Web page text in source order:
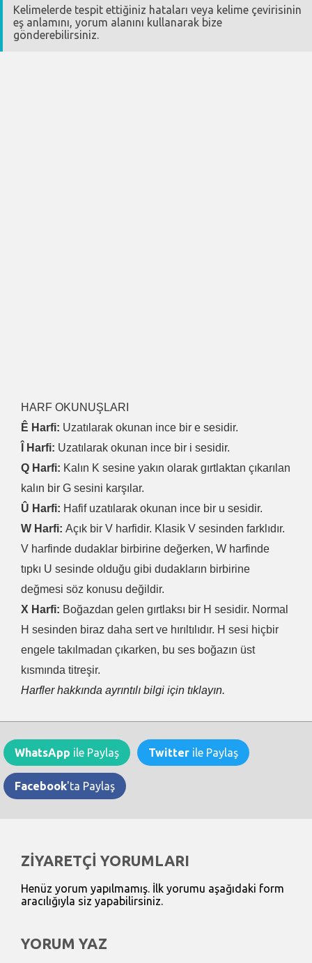
Kelimelerde tespit ettiğiniz hataları veya kelime çevirisinin
eş anlamını, yorum alanını kullanarak bize
gönderebilirsiniz.
HARF OKUNUŞLARI
Ê Harfi: Uzatılarak okunan ince bir e sesidir.
Î Harfi: Uzatılarak okunan ince bir i sesidir.
Q Harfi: Kalın K sesine yakın olarak gırtlaktan çıkarılan
kalın bir G sesini karşılar.
Û Harfi: Hafif uzatılarak okunan ince bir u sesidir.
W Harfi: Açık bir V harfidir. Klasik V sesinden farklıdır.
V harfinde dudaklar birbirine değerken, W harfinde
tıpkı U sesinde olduğu gibi dudakların birbirine
değmesi söz konusu değildir.
X Harfi: Boğazdan gelen gırtlaksı bir H sesidir. Normal
H sesinden biraz daha sert ve hırıltılıdır. H sesi hiçbir
engele takılmadan çıkarken, bu ses boğazın üst
kısmında titreşir.
Harfler hakkında ayrıntılı bilgi için tıklayın.
WhatsApp ile Paylaş Twitter ile Paylaş
Facebook'ta Paylaş
ZİYARETÇİ YORUMLARI
Henüz yorum yapılmamış. İlk yorumu aşağıdaki form
aracılığıyla siz yapabilirsiniz.
YORUM YAZ